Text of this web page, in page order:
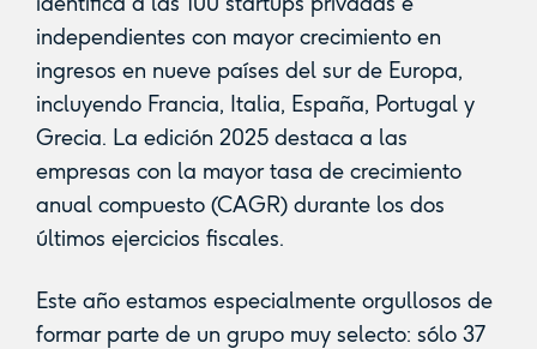
independientes con mayor crecimiento en
ingresos en nueve países del sur de Europa,
incluyendo Francia, Italia, España, Portugal y
Grecia. La edición 2025 destaca a las
empresas con la mayor tasa de crecimiento
anual compuesto (CAGR) durante los dos
últimos ejercicios fiscales.
Este año estamos especialmente orgullosos de
formar parte de un grupo muy selecto: sólo 37